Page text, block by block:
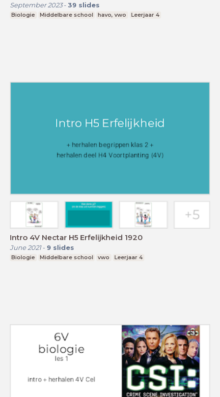
September 2023- 39 slides
Biologie Middelbare school havo, vwo Leerjaar 4
Intro 4V Nectar H5 Erfelijkheid 1920
June 2021- 9 slides
Biologie Middelbare school vwo Leerjaar 4